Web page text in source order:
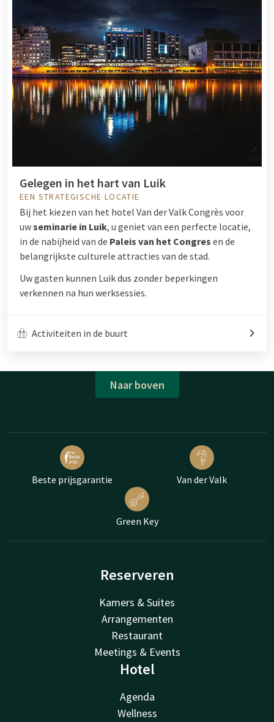
Gelegen in het hart van Luik
EEN STRATEGISCHE LOCATIE
Bij het kiezen van het hotel Van der Valk Congrès voor
uwseminarie in Luik, u geniet van een perfecte locatie,
in de nabijheid van de Paleis van het Congres en de
belangrijkste culturele attracties van de stad.
Uw gasten kunnen Luik dus zonder beperkingen
verkennen na hun werksessies.
Activiteiten in de buurt
Naar boven
Beste prijsgarantie Van der Valk
Green Key
Reserveren
Kamers & Suites
Arrangementen
Restaurant
Meetings & Events
Hotel
Agenda
Wellness